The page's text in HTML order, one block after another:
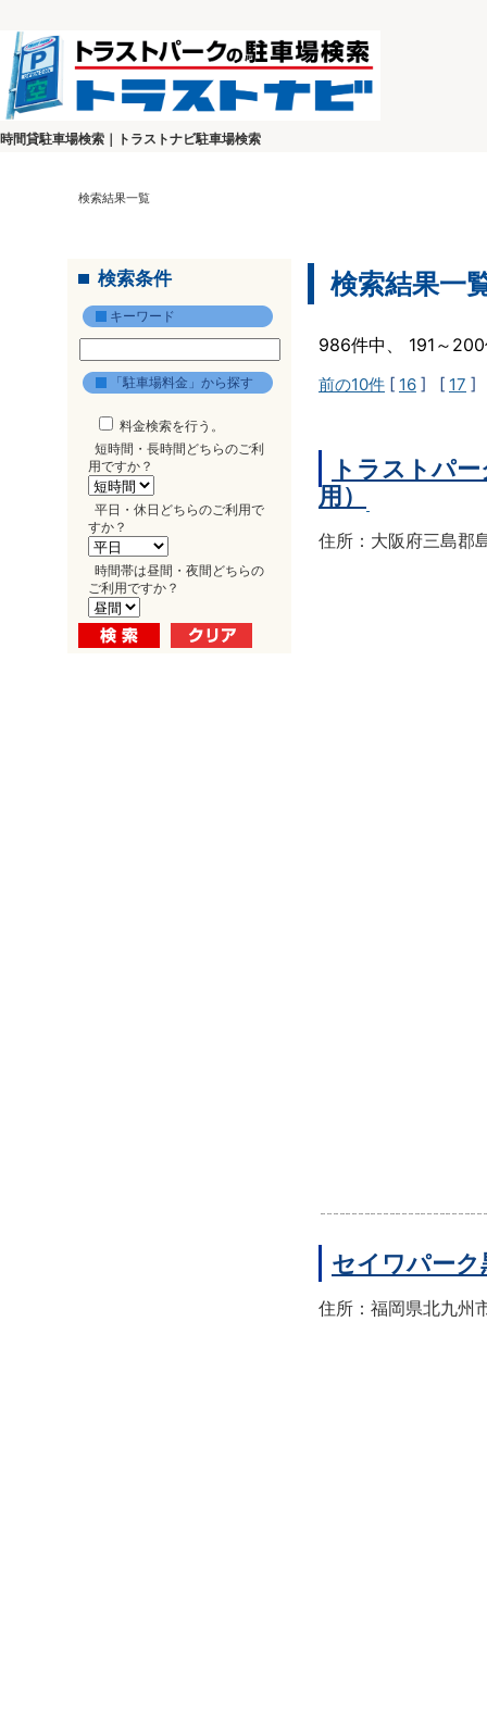
時間貸駐車場検索｜トラストナビ駐車場検索
検索結果一覧
検索条件
キーワード
「駐車場料金」から探す
料金検索を行う。
短時間・長時間どちらのご利
用ですか？
平日・休日どちらのご利用で
すか？
時間帯は昼間・夜間どちらの
ご利用ですか？
検索結果一
986件中、 191～
前の10件 [ 16 ] [ 17 ]
トラストパ
用）
住所：大阪府三島郡
セイワパーク
住所：福岡県北九州